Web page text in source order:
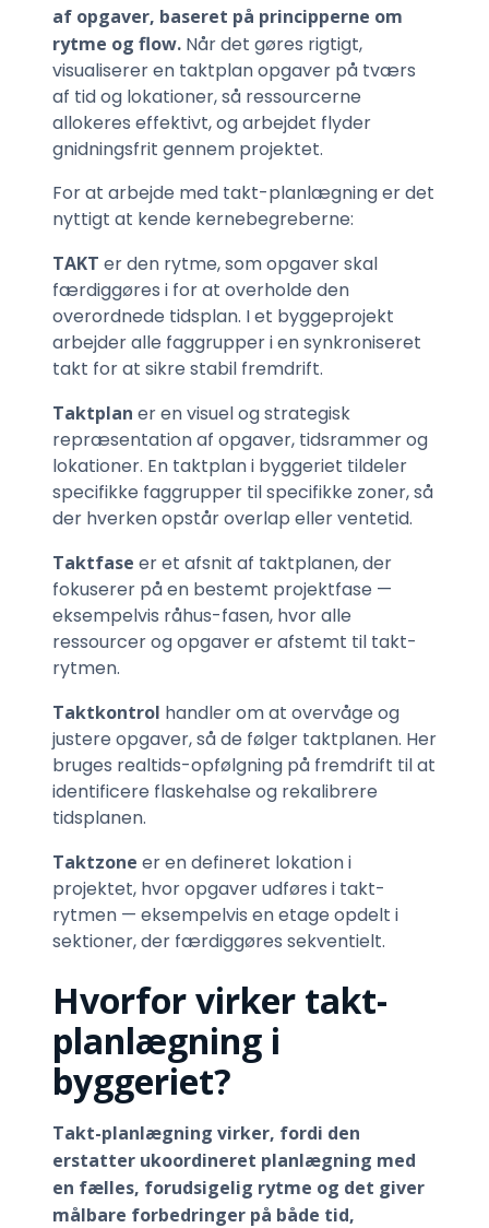
af opgaver, baseret på principperne om
rytme og flow. Når det gøres rigtigt,
visualiserer en taktplan opgaver på tværs
af tid og lokationer, så ressourcerne
allokeres effektivt, og arbejdet flyder
gnidningsfrit gennem projektet.
For at arbejde med takt-planlægning er det
nyttigt at kende kernebegreberne:
TAKT er den rytme, som opgaver skal
færdiggøres i for at overholde den
overordnede tidsplan. I et byggeprojekt
arbejder alle faggrupper i en synkroniseret
takt for at sikre stabil fremdrift.
Taktplan er en visuel og strategisk
repræsentation af opgaver, tidsrammer og
lokationer. En taktplan i byggeriet tildeler
specifikke faggrupper til specifikke zoner, så
der hverken opstår overlap eller ventetid.
Taktfase er et afsnit af taktplanen, der
fokuserer på en bestemt projektfase —
eksempelvis råhus-fasen, hvor alle
ressourcer og opgaver er afstemt til takt-
rytmen.
Taktkontrol handler om at overvåge og
justere opgaver, så de følger taktplanen. Her
bruges realtids-opfølgning på fremdrift til at
identificere flaskehalse og rekalibrere
tidsplanen.
Taktzone er en defineret lokation i
projektet, hvor opgaver udføres i takt-
rytmen — eksempelvis en etage opdelt i
sektioner, der færdiggøres sekventielt.
Hvorfor virker takt-
planlægning i
byggeriet?
Takt-planlægning virker, fordi den
erstatter ukoordineret planlægning med
en fælles, forudsigelig rytme og det giver
målbare forbedringer på både tid,